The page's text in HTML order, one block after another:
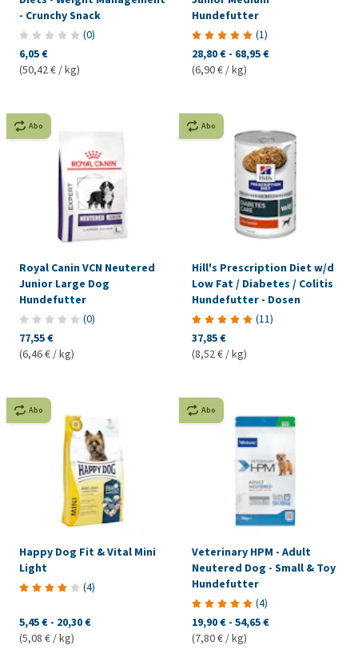
- Crunchy Snack
(0)
6,05 €
(50,42 € / kg)
Hundefutter
(1)
28,80 € - 68,95 €
(6,90 € / kg)
Abo
Royal Canin VCN Neutered
Junior Large Dog
Hundefutter
(0)
77,55 €
(6,46 € / kg)
Abo
Hill's Prescription Diet w/d
Low Fat / Diabetes / Colitis
Hundefutter - Dosen
(11)
37,85 €
(8,52 € / kg)
Abo
Happy Dog Fit & Vital Mini
Light
(4)
5,45 € - 20,30 €
(5,08 € / kg)
Abo
Veterinary HPM - Adult
Neutered Dog - Small & Toy
Hundefutter
(4)
19,90 € - 54,65 €
(7,80 € / kg)